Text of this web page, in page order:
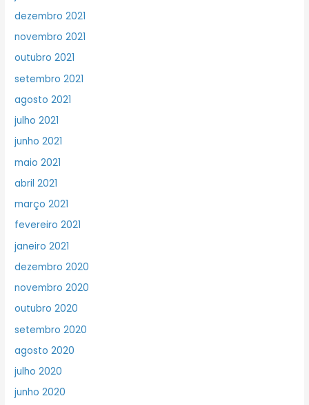
dezembro 2021
novembro 2021
outubro 2021
setembro 2021
agosto 2021
julho 2021
junho 2021
maio 2021
abril 2021
março 2021
fevereiro 2021
janeiro 2021
dezembro 2020
novembro 2020
outubro 2020
setembro 2020
agosto 2020
julho 2020
junho 2020